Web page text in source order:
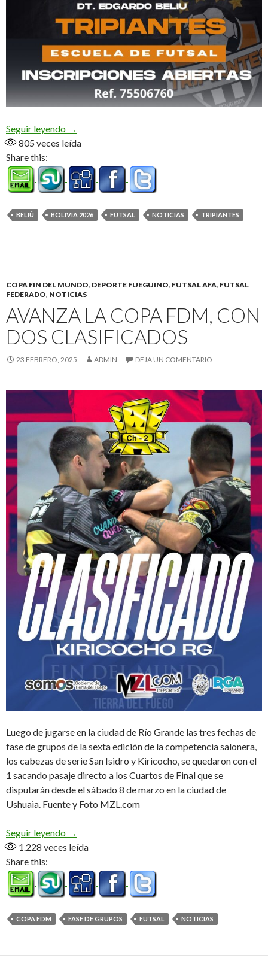
Seguir leyendo Camino a Bolivia (Audio)
→
805 veces leída
Share this:
BELIÚ BOLIVIA 2026 FUTSAL NOTICIAS TRIPIANTES
COPA FIN DEL MUNDO, DEPORTE FUEGUINO, FUTSAL AFA, FUTSAL
FEDERADO, NOTICIAS
AVANZA LA COPA FDM, CON
DOS CLASIFICADOS
23 FEBRERO, 2025 ADMIN DEJA UN COMENTARIO
Luego de jugarse en la ciudad de Río Grande las tres fechas de
fase de grupos de la sexta edición de la competencia salonera,
los cabezas de serie San Isidro y Kiricocho, se quedaron con el
1 sacando pasaje directo a los Cuartos de Final que se
disputarán desde el sábado 8 de marzo en la ciudad de
Ushuaia. Fuente y Foto MZL.com
Seguir leyendo Avanza la Copa FDM, con dos clasificados
→
1.228 veces leída
Share this:
COPA FDM FASE DE GRUPOS FUTSAL NOTICIAS